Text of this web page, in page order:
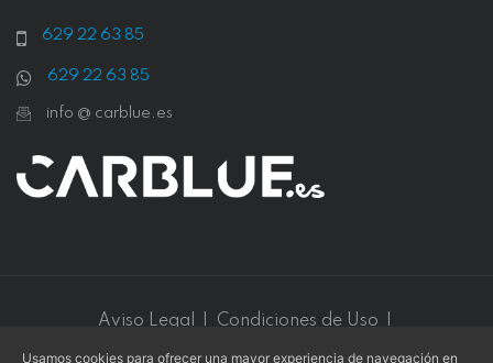
629 22 63 85
629 22 63 85
info @ carblue.es
Aviso Legal Condiciones de Uso
Usamos cookies para ofrecer una mayor experiencia de navegación en